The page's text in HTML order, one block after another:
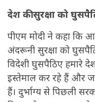
देश की सुरक्षा को
पीएम मोदी ने कहा कि
अंदरूनी सुरक्षा को
विदेशी घुसपैठिए हमारे
इस्तेमाल कर रहे हैं और
हैं। दुर्भाग्य से पिछली